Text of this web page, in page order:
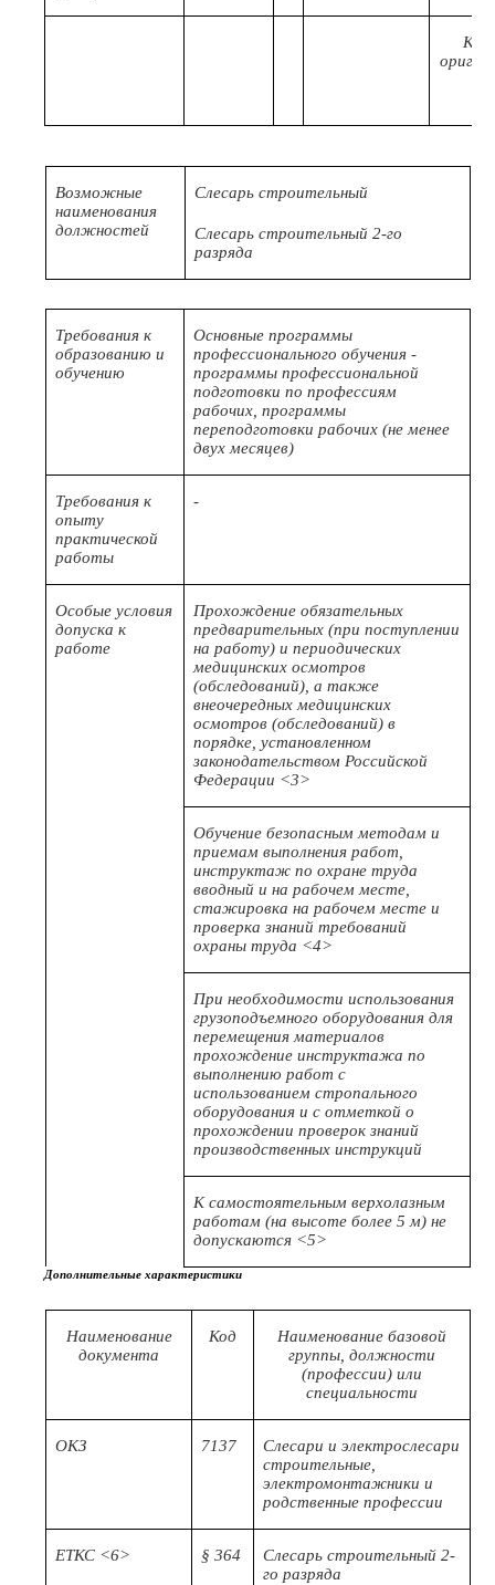
Код
Возможные
наименования
должностей
Слесарь строительный
Слесарь строительный 2-го
разряда
Требования к
образованию и
обучению
Основные программы
профессионального обучения -
программы профессиональной
подготовки по профессиям
рабочих, программы
переподготовки рабочих (не менее
двух месяцев)
Требования к
опыту
практической
работы
-
Особые условия
допуска к
работе
Прохождение обязательных
предварительных (при поступлении
на работу) и периодических
медицинских осмотров
(обследований), а также
внеочередных медицинских
осмотров (обследований) в
порядке, установленном
законодательством Российской
Федерации <3>
Обучение безопасным методам и
приемам выполнения работ,
инструктаж по охране труда
вводный и на рабочем месте,
стажировка на рабочем месте и
проверка знаний требований
охраны труда <4>
При необходимости использования
грузоподъемного оборудования для
перемещения материалов
прохождение инструктажа по
выполнению работ с
использованием стропального
оборудования и с отметкой о
прохождении проверок знаний
производственных инструкций
К самостоятельным верхолазным
работам (на высоте более 5 м) не
допускаются <5>
Дополнительные характеристики
Наименование
документа
Код
Наименование базовой
группы, должности
(профессии) или
специальности
ОКЗ 7137
Слесари и электрослесари
строительные,
электромонтажники и
родственные профессии
ЕТКС <6> § 364
Слесарь строительный 2-
го разряда